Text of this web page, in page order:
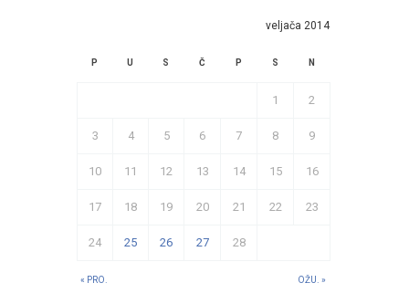
veljača 2014
P U S Č P S N
« PRO. OŽU. »
1 2
3 4 5 6 7 8 9
10 11 12 13 14 15 16
17 18 19 20 21 22 23
24 25 26 27 28